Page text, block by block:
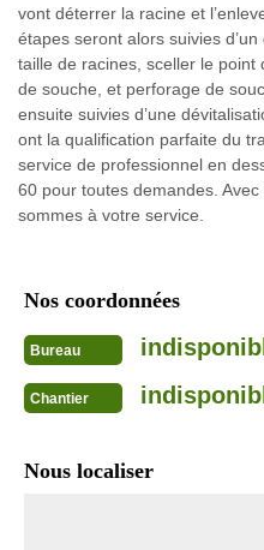
vont déterrer la racine et
étapes seront alors suivies
taille de racines, sceller le point
de souche, et perforage de
ensuite suivies d’une
ont la qualification parfaite du
service de professionnel en
60 pour toutes demandes.
sommes à votre service.
Nos coordonnées
Bureau
Chantier
Nous localiser